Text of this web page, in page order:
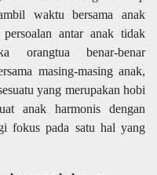
waktu bersama anak
antar anak tidak
orangtua benar-benar
masing-masing anak,
yang merupakan hobi
anak harmonis dengan
fokus pada satu hal yang